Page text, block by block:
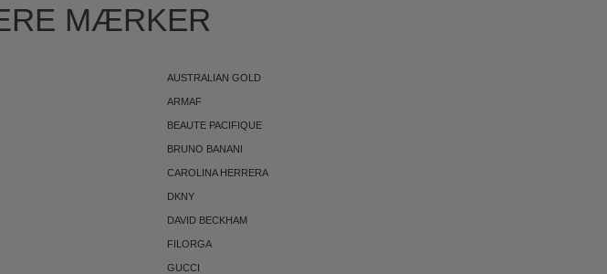
MÆRKER
AUSTRALIAN GOLD
ARMAF
BEAUTE PACIFIQUE
BRUNO BANANI
CAROLINA HERRERA
DKNY
DAVID BECKHAM
FILORGA
GUCCI